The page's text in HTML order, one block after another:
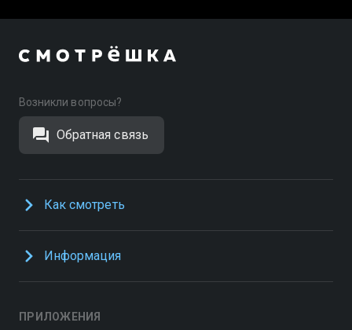
Возникли вопросы?
Обратная связь
Как смотреть
Информация
ПРИЛОЖЕНИЯ